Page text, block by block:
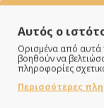
Μαρτυρικό
την οικογένεια
16.90€
Αυτός ο
Ορισμένα από αυτά
βοηθούν να
πληροφορίες
Περισσότερες